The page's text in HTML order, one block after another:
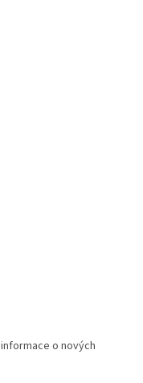
o nových